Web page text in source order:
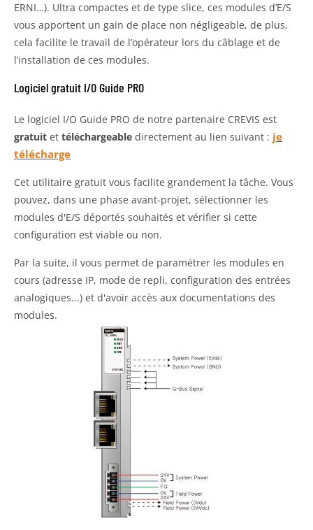
ERNI…). Ultra compactes et de type slice, ces modules d’E/S
vous apportent un gain de place non négligeable, de plus,
cela facilite le travail de l’opérateur lors du câblage et de
l’installation de ces modules.
Logiciel gratuit I/O Guide PRO
Le logiciel I/O Guide PRO de notre partenaire CREVIS est
gratuit et téléchargeable directement au lien suivant : je
télécharge
Cet utilitaire gratuit vous facilite grandement la tâche. Vous
pouvez, dans une phase avant-projet, sélectionner les
modules d'E/S déportés souhaités et vérifier si cette
configuration est viable ou non.
Par la suite, il vous permet de paramétrer les modules en
cours (adresse IP, mode de repli, configuration des entrées
analogiques...) et d'avoir accès aux documentations des
modules.